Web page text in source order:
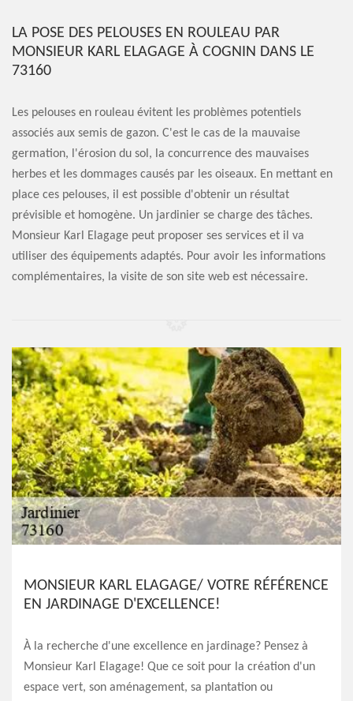
LA POSE DES PELOUSES EN ROULEAU PAR
MONSIEUR KARL ELAGAGE À COGNIN DANS LE
73160
Les pelouses en rouleau évitent les problèmes potentiels
associés aux semis de gazon. C'est le cas de la mauvaise
germation, l'érosion du sol, la concurrence des mauvaises
herbes et les dommages causés par les oiseaux. En mettant en
place ces pelouses, il est possible d'obtenir un résultat
prévisible et homogène. Un jardinier se charge des tâches.
Monsieur Karl Elagage peut proposer ses services et il va
utiliser des équipements adaptés. Pour avoir les informations
complémentaires, la visite de son site web est nécessaire.
MONSIEUR KARL ELAGAGE/ VOTRE RÉFÉRENCE
EN JARDINAGE D'EXCELLENCE!
À la recherche d'une excellence en jardinage? Pensez à
Monsieur Karl Elagage! Que ce soit pour la création d'un
espace vert, son aménagement, sa plantation ou